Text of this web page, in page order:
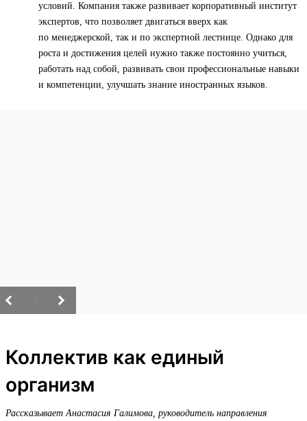
условий. Компания также развивает корпоративный институт
экспертов, что позволяет двигаться вверх как
по менеджерской, так и по экспертной лестнице. Однако для
роста и достижения целей нужно также постоянно учиться,
работать над собой, развивать свои профессиональные навыки
и компетенции, улучшать знание иностранных языков.
Коллектив как единый
организм
Рассказывает Анастасия Галимова, руководитель направления